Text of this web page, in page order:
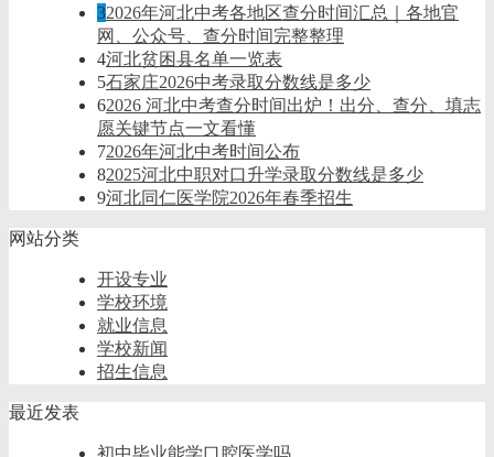
32026年河北中考各地区查分时间汇总｜各地官
网、公众号、查分时间完整整理
4河北贫困县名单一览表
5石家庄2026中考录取分数线是多少
62026 河北中考查分时间出炉！出分、查分、填志
愿关键节点一文看懂
72026年河北中考时间公布
82025河北中职对口升学录取分数线是多少
9河北同仁医学院2026年春季招生
网站分类
开设专业
学校环境
就业信息
学校新闻
招生信息
最近发表
初中毕业能学口腔医学吗